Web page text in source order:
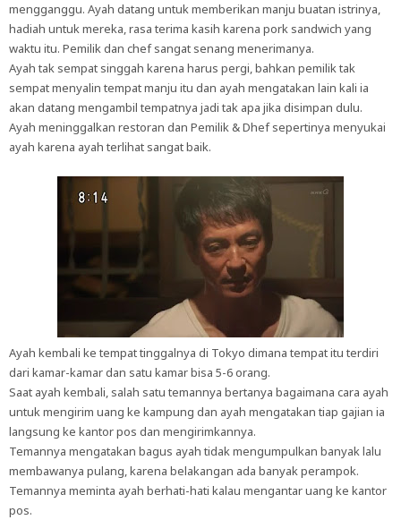
mengganggu. Ayah datang untuk memberikan manju buatan istrinya,
hadiah untuk mereka, rasa terima kasih karena pork sandwich yang
waktu itu. Pemilik dan chef sangat senang menerimanya.
Ayah tak sempat singgah karena harus pergi, bahkan pemilik tak
sempat menyalin tempat manju itu dan ayah mengatakan lain kali ia
akan datang mengambil tempatnya jadi tak apa jika disimpan dulu.
Ayah meninggalkan restoran dan Pemilik & Dhef sepertinya menyukai
ayah karena ayah terlihat sangat baik.
Ayah kembali ke tempat tinggalnya di Tokyo dimana tempat itu terdiri
dari kamar-kamar dan satu kamar bisa 5-6 orang.
Saat ayah kembali, salah satu temannya bertanya bagaimana cara ayah
untuk mengirim uang ke kampung dan ayah mengatakan tiap gajian ia
langsung ke kantor pos dan mengirimkannya.
Temannya mengatakan bagus ayah tidak mengumpulkan banyak lalu
membawanya pulang, karena belakangan ada banyak perampok.
Temannya meminta ayah berhati-hati kalau mengantar uang ke kantor
pos.